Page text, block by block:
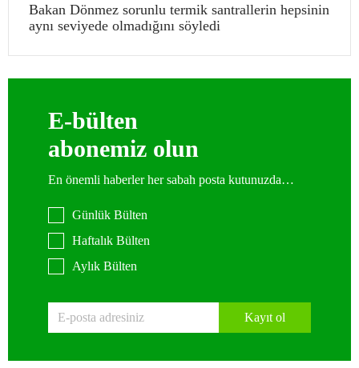
Bakan Dönmez sorunlu termik santrallerin hepsinin
aynı seviyede olmadığını söyledi
E-bülten
abonemiz olun
En önemli haberler her sabah posta kutunuzda…
Günlük Bülten
Haftalık Bülten
Aylık Bülten
Kayıt ol